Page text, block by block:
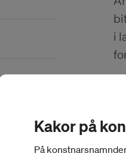
i
Kakor på
På